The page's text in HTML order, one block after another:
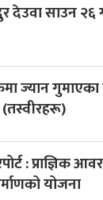
देउवा साउन
ज्यान
: प्राज्ञिक
योजना